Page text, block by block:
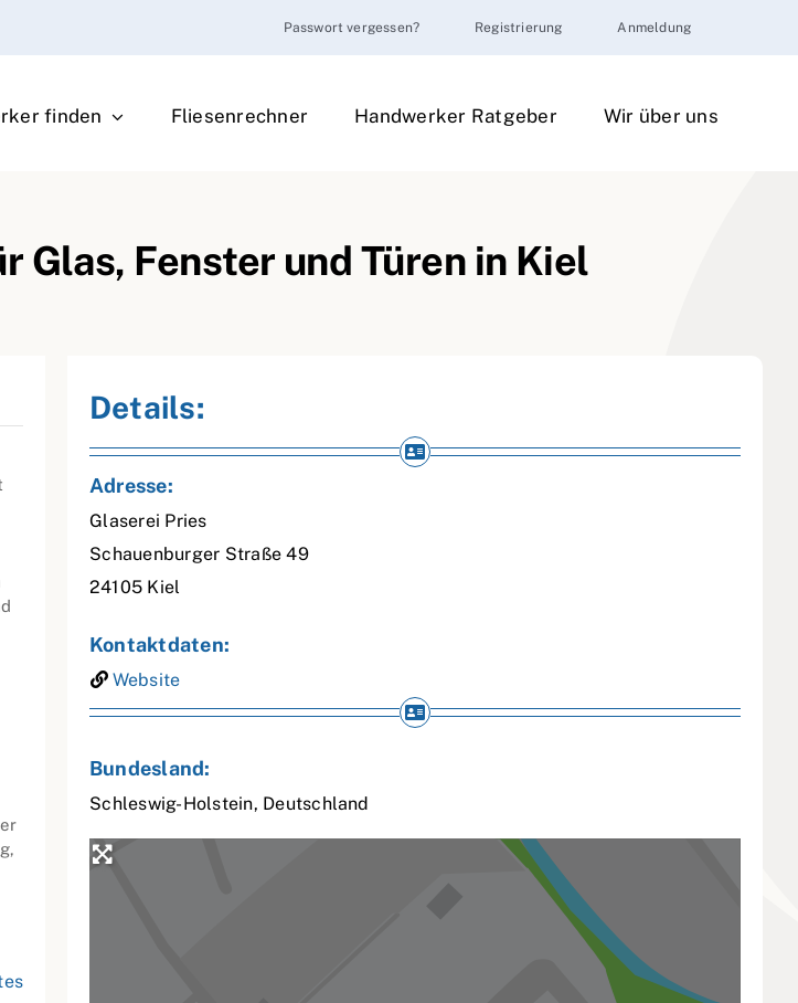
Passwort vergessen? Registrierung Anmeldung
finden Fliesenrechner Handwerker Ratgeber Wir über uns
Glas, Fenster und Türen in Kiel
Details:
Adresse:
Glaserei Pries
Schauenburger Straße 49
24105 Kiel
Kontaktdaten:
Website
Bundesland:
Schleswig-Holstein, Deutschland